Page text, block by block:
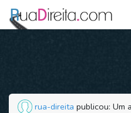
rua-direita publicou: Um